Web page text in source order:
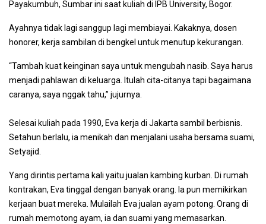
Payakumbuh, Sumbar ini saat kuliah di IPB University, Bogor.
Ayahnya tidak lagi sanggup lagi membiayai. Kakaknya, dosen
honorer, kerja sambilan di bengkel untuk menutup kekurangan.
“Tambah kuat keinginan saya untuk mengubah nasib. Saya harus
menjadi pahlawan di keluarga. Itulah cita-citanya tapi bagaimana
caranya, saya nggak tahu,” jujurnya.
Selesai kuliah pada 1990, Eva kerja di Jakarta sambil berbisnis.
Setahun berlalu, ia menikah dan menjalani usaha bersama suami,
Setyajid.
Yang dirintis pertama kali yaitu jualan kambing kurban. Di rumah
kontrakan, Eva tinggal dengan banyak orang. Ia pun memikirkan
kerjaan buat mereka. Mulailah Eva jualan ayam potong. Orang di
rumah memotong ayam, ia dan suami yang memasarkan.